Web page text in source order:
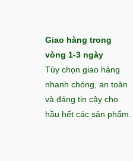
Giao hàng trong
vòng 1-3 ngày
Tùy chọn giao hàng
nhanh chóng, an toàn
và đáng tin cậy cho
hầu hết các sản phẩm.